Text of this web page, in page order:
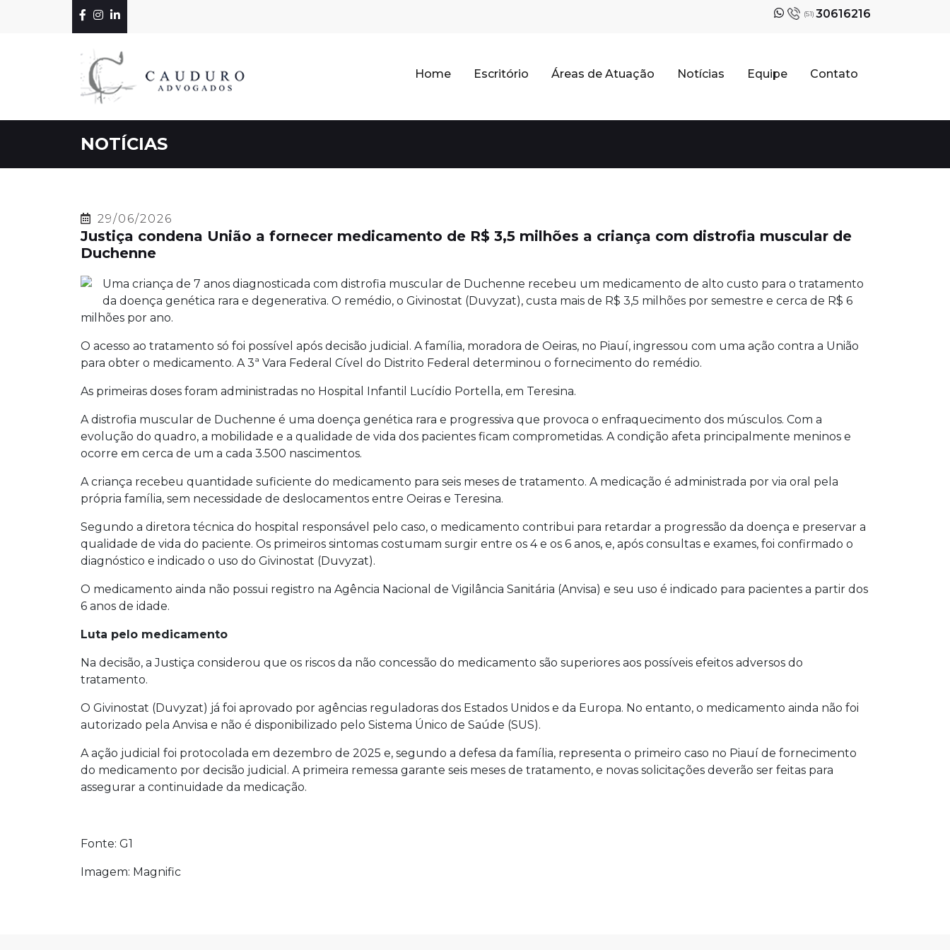
(51) 30616216
Home Escritório Áreas de Atuação Notícias Equipe Contato
NOTÍCIAS
29/06/2026
Justiça condena União a fornecer medicamento de R$ 3,5 milhões a criança com distrofia muscular de
Duchenne
Uma criança de 7 anos diagnosticada com distrofia muscular de Duchenne recebeu um medicamento de alto custo para o tratamento
da doença genética rara e degenerativa. O remédio, o Givinostat (Duvyzat), custa mais de R$ 3,5 milhões por semestre e cerca de R$ 6
milhões por ano.
O acesso ao tratamento só foi possível após decisão judicial. A família, moradora de Oeiras, no Piauí, ingressou com uma ação contra a União
para obter o medicamento. A 3ª Vara Federal Cível do Distrito Federal determinou o fornecimento do remédio.
As primeiras doses foram administradas no Hospital Infantil Lucídio Portella, em Teresina.
A distrofia muscular de Duchenne é uma doença genética rara e progressiva que provoca o enfraquecimento dos músculos. Com a
evolução do quadro, a mobilidade e a qualidade de vida dos pacientes ficam comprometidas. A condição afeta principalmente meninos e
ocorre em cerca de um a cada 3.500 nascimentos.
A criança recebeu quantidade suficiente do medicamento para seis meses de tratamento. A medicação é administrada por via oral pela
própria família, sem necessidade de deslocamentos entre Oeiras e Teresina.
Segundo a diretora técnica do hospital responsável pelo caso, o medicamento contribui para retardar a progressão da doença e preservar a
qualidade de vida do paciente. Os primeiros sintomas costumam surgir entre os 4 e os 6 anos, e, após consultas e exames, foi confirmado o
diagnóstico e indicado o uso do Givinostat (Duvyzat).
O medicamento ainda não possui registro na Agência Nacional de Vigilância Sanitária (Anvisa) e seu uso é indicado para pacientes a partir dos
6 anos de idade.
Luta pelo medicamento
Na decisão, a Justiça considerou que os riscos da não concessão do medicamento são superiores aos possíveis efeitos adversos do
tratamento.
O Givinostat (Duvyzat) já foi aprovado por agências reguladoras dos Estados Unidos e da Europa. No entanto, o medicamento ainda não foi
autorizado pela Anvisa e não é disponibilizado pelo Sistema Único de Saúde (SUS).
A ação judicial foi protocolada em dezembro de 2025 e, segundo a defesa da família, representa o primeiro caso no Piauí de fornecimento
do medicamento por decisão judicial. A primeira remessa garante seis meses de tratamento, e novas solicitações deverão ser feitas para
assegurar a continuidade da medicação.
Fonte: G1
Imagem: Magnific